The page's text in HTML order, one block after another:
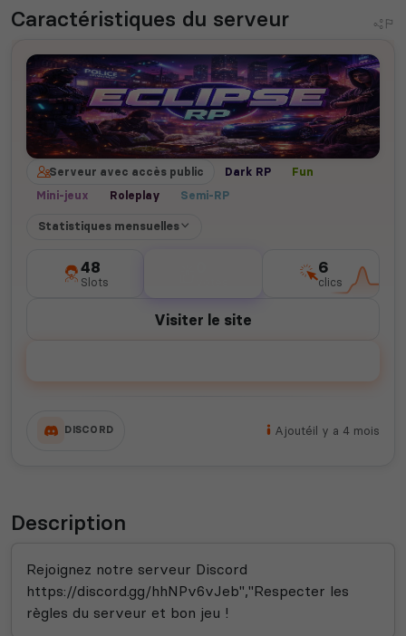
Caractéristiques du serveur
Serveur avec accès public Dark RP
Fun
Mini-jeux
Roleplay Semi-RP
Statistiques mensuelles
48
Slots
6
clics
Visiter le site
DISCORD Ajoutéil y a 4 mois
Description
Rejoignez notre serveur Discord
https://discord.gg/hhNPv6vJeb","Respecter les
règles du serveur et bon jeu !